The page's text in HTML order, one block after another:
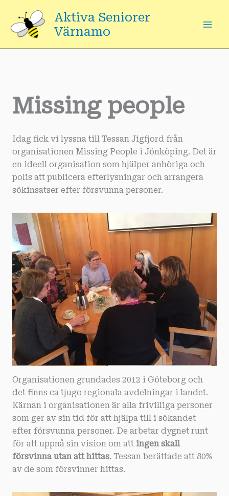
innehåll
Aktiva Seniorer
Värnamo
Missing people
Idag fick vi lyssna till Tessan Jigfjord från
organisationen Missing People i Jönköping. Det är
en ideell organisation som hjälper anhöriga och
polis att publicera efterlysningar och arrangera
sökinsatser efter försvunna personer.
Organisationen grundades 2012 i Göteborg och
det finns ca tjugo regionala avdelningar i landet.
Kärnan i organisationen är alla frivilliga personer
som ger av sin tid för att hjälpa till i sökandet
efter försvunna personer. De arbetar dygnet runt
för att uppnå sin vision om att ingen skall
försvinna utan att hittas. Tessan berättade att 80%
av de som försvinner hittas.